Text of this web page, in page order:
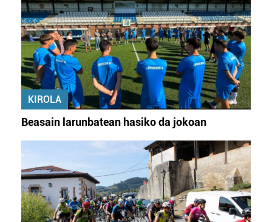
KIROLA
Beasain larunbatean hasiko da jokoan